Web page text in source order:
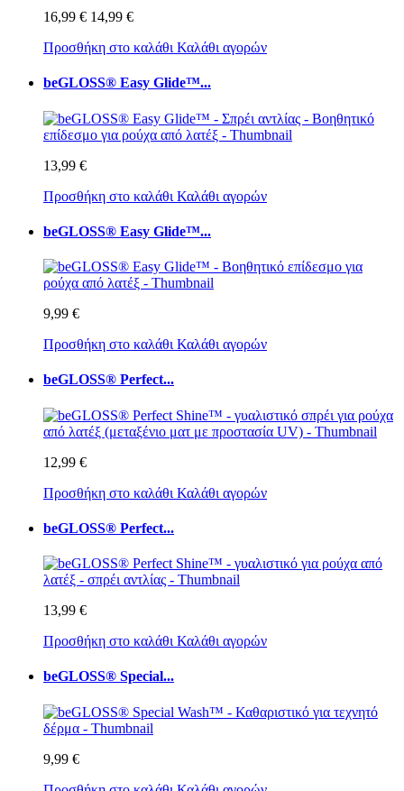
16,99 € 14,99 €
Προσθήκη στο καλάθι Καλάθι αγορών
beGLOSS® Easy Glide™...
13,99 €
Προσθήκη στο καλάθι Καλάθι αγορών
beGLOSS® Easy Glide™...
9,99 €
Προσθήκη στο καλάθι Καλάθι αγορών
beGLOSS® Perfect...
12,99 €
Προσθήκη στο καλάθι Καλάθι αγορών
beGLOSS® Perfect...
13,99 €
Προσθήκη στο καλάθι Καλάθι αγορών
beGLOSS® Special...
9,99 €